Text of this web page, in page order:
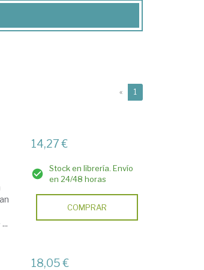
« 1
14,27 €
Stock en librería. Envío
en 24/48 horas
COMPRAR
18,05 €